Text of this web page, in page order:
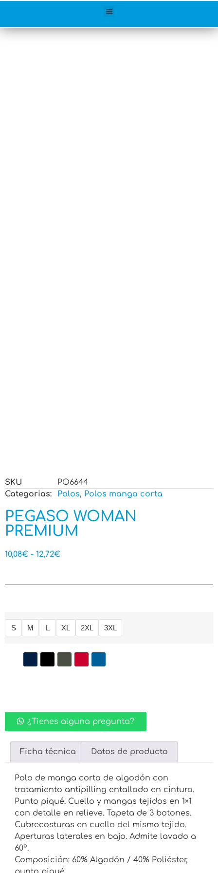
SKU
PO6644
Categorias:
Polos, Polos manga corta
PEGASO WOMAN
PREMIUM
10,08€ - 12,72€
S M L XL 2XL 3XL
¿Tienes alguna pregunta?
Ficha técnica Datos de producto
Polo de manga corta de algodón con
tratamiento antipilling entallado en cintura.
Punto piqué. Cuello y mangas tejidos en 1×1
con detalle en relieve. Tapeta de 3 botones.
Cubrecosturas en cuello del mismo tejido.
Aperturas laterales en bajo. Admite lavado a
60º.
Composición: 60% Algodón / 40% Poliéster,